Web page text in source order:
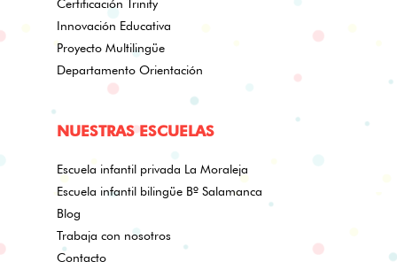
Certificación Trinity
Innovación Educativa
Proyecto Multilingüe
Departamento Orientación
NUESTRAS ESCUELAS
Escuela infantil privada La Moraleja
Escuela infantil bilingüe Bº Salamanca
Blog
Trabaja con nosotros
Contacto